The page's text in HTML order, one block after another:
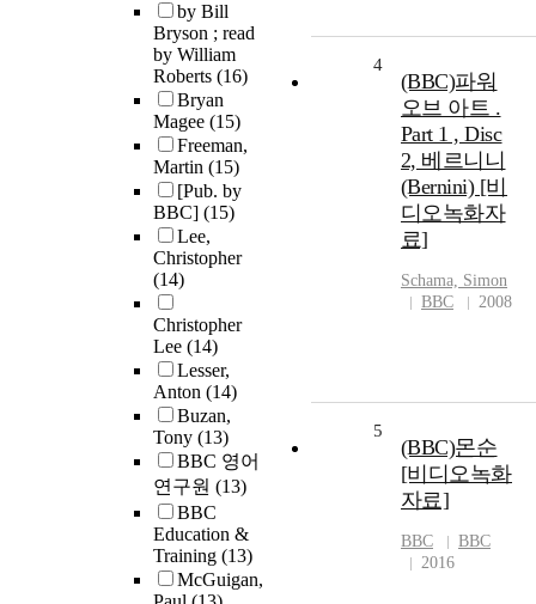
by Bill
Bryson ; read
by William
Roberts (16)
Bryan
Magee (15)
Freeman,
Martin (15)
[Pub. by
BBC] (15)
Lee,
Christopher
(14)
Christopher
Lee (14)
Lesser,
Anton (14)
Buzan,
Tony (13)
BBC 영어
연구원 (13)
BBC
Education &
Training (13)
McGuigan,
4
(BBC)파워
오브 아트 .
Part 1 , Disc
2, 베르니니
(Bernini) [비
디오녹화자
료]
Schama, Simon
BBC
2008
5
(BBC)몬순
[비디오녹화
자료]
BBC
BBC
2016